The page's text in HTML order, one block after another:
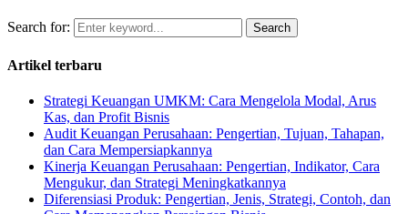
Search for: Search
Artikel terbaru
Strategi Keuangan UMKM: Cara Mengelola Modal, Arus
Kas, dan Profit Bisnis
Audit Keuangan Perusahaan: Pengertian, Tujuan, Tahapan,
dan Cara Mempersiapkannya
Kinerja Keuangan Perusahaan: Pengertian, Indikator, Cara
Mengukur, dan Strategi Meningkatkannya
Diferensiasi Produk: Pengertian, Jenis, Strategi, Contoh, dan